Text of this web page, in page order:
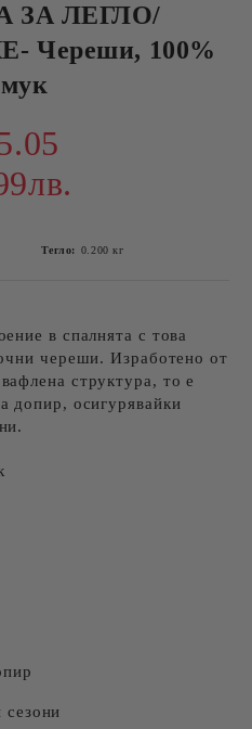
ЗА ЛЕГЛО/
Череши, 100%
Тегло: 0.200 кг
в спалнята с това
череши. Изработено от
структура, то е
допир, осигурявайки